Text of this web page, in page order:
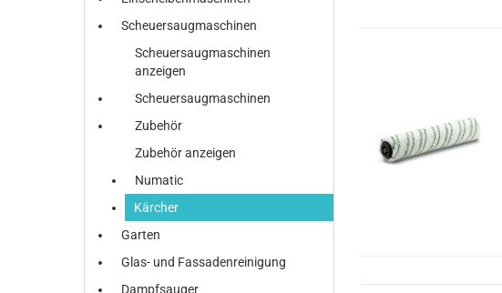
Scheuersaugmaschinen
Scheuersaugmaschinen
anzeigen
Scheuersaugmaschinen
Zubehör
Zubehör anzeigen
Numatic
Kärcher
Garten
Glas- und Fassadenreinigung
Dampfsauger